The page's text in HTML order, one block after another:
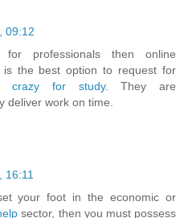
09:12
professionals then online
is the best option to request for
crazy for study. They are
deliver work on time.
16:11
your foot in the economic or
sector, then you must possess